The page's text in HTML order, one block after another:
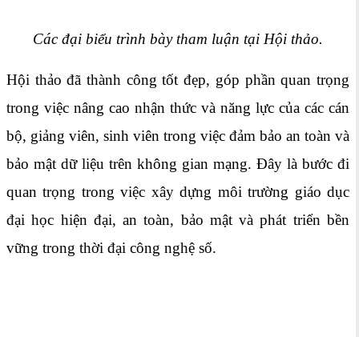
Các đại biểu trình bày tham luận tại Hội thảo.
Hội thảo đã thành công tốt đẹp, góp phần quan trọng
trong việc nâng cao nhận thức và năng lực của các cán
bộ, giảng viên, sinh viên trong việc đảm bảo an toàn và
bảo mật dữ liệu trên không gian mạng. Đây là bước đi
quan trọng trong việc xây dựng môi trường giáo dục
đại học hiện đại, an toàn, bảo mật và phát triển bền
vững trong thời đại công nghệ số.